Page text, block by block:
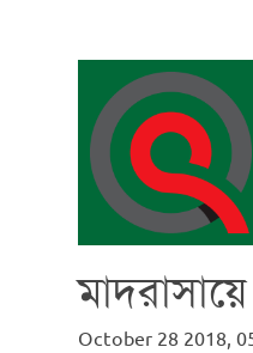
October 28 2018,